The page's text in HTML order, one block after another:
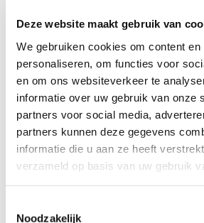
Deze website maakt gebruik van
We gebruiken cookies om content
personaliseren, om functies voor
en om ons websiteverkeer te
informatie over uw gebruik van onze
partners voor social media,
partners kunnen deze gegevens
informatie die u aan ze heeft
verzameld op basis van uw gebruik
Noodzakelijk